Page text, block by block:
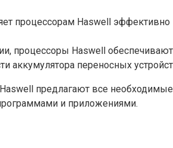
процессорам Haswell
процессоры Haswell
аккумулятора переносных
предлагают все
и приложениями.